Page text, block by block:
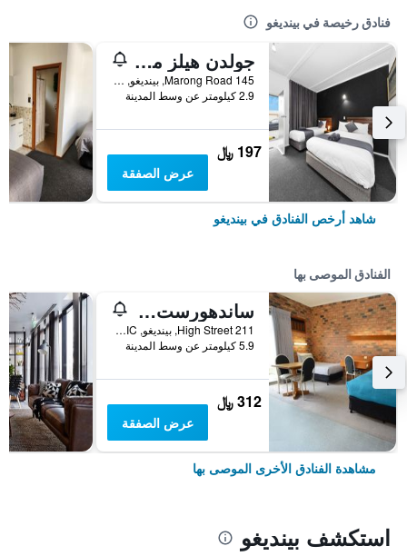
فنادق رخيصة في بينديغو
جولدن هيلز موتل
145 Marong Road, بينديغو, VIC, أستراليا
2.9 كيلومتر عن وسط المدينة
197 ﷼
عرض الصفقة
شاهد أرخص الفنادق في بينديغو
الفنادق الموصى بها
ساندهورست موتور إن بينديجو
211 High Street, بينديغو, VIC, أستراليا
5.9 كيلومتر عن وسط المدينة
312 ﷼
عرض الصفقة
مشاهدة الفنادق الأخرى الموصى بها
استكشف بينديغو